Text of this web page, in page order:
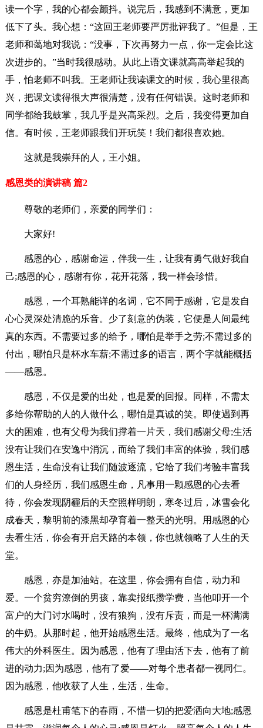
读一个字，我的心都会颤抖。说完后，我感到不满意，更加
低下了头。我心想：“这回王老师要严厉批评我了。”但是，王
老师和蔼地对我说：“没事，下次再努力一点，你一定会比这
次进步的。”当时我很感动。从此上语文课就高高举起我的
手，怕老师不叫我。王老师让我读课文的时候，我心里很高
兴，把课文读得很大声很清楚，没有任何错误。这时老师和
同学都给我鼓掌，我几乎是兴高采烈。之后，我变得更加自
信。有时候，王老师跟我们开玩笑！我们都很喜欢她。
这就是我崇拜的人，王小姐。
感恩类的演讲稿 篇2
尊敬的老师们，亲爱的同学们：
大家好!
感恩的心，感谢命运，伴我一生，让我有勇气做好我自
己;感恩的心，感谢有你，花开花落，我一样会珍惜。
感恩，一个耳熟能详的名词，它不同于感谢，它是发自
心心灵深处清脆的乐音。少了刻意的伪装，它便是人间最纯
真的东西。不需要过多的给予，哪怕是举手之劳;不需过多的
付出，哪怕只是杯水车薪;不需过多的语言，两个字就能概括
——感恩。
感恩，不仅是爱的出处，也是爱的回报。同样，不需太
多给你帮助的人的人做什么，哪怕是真诚的笑。即使遇到再
大的困难，也有父母为我们撑着一片天，我们感谢父母;生活
没有让我们在安逸中消沉，而给了我们丰富的体验，我们感
恩生活，生命没有让我们随波逐流，它给了我们考验丰富我
们的人身经历，我们感恩生命，凡事用一颗感恩的心去看
待，你会发现阴霾后的天空照样明朗，寒冬过后，冰雪会化
成春天，黎明前的漆黑却孕育着一整天的光明。用感恩的心
去看生活，你会有开启天路的本领，你也就领略了人生的天
堂。
感恩，亦是加油站。在这里，你会拥有自信，动力和
爱。一个贫穷潦倒的男孩，靠卖报纸攒学费，当他叩开一个
富户的大门讨水喝时，没有狼狗，没有斥责，而是一杯满满
的牛奶。从那时起，他开始感恩生活。最终，他成为了一名
伟大的外科医生。因为感恩，他有了理由活下去，他有了前
进的动力;因为感恩，他有了爱——对每个患者都一视同仁。
因为感恩，他收获了人生，生活，生命。
感恩是杜甫笔下的春雨，不惜一切的把爱洒向大地;感恩